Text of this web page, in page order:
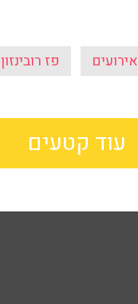
אירועים פז רובינזון
עוד קטעים